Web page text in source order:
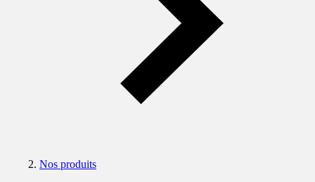
Nos produits